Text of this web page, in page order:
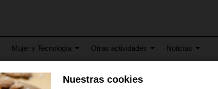
Mujer y Tecnología Otras actividades Noticias
Nuestras cookies